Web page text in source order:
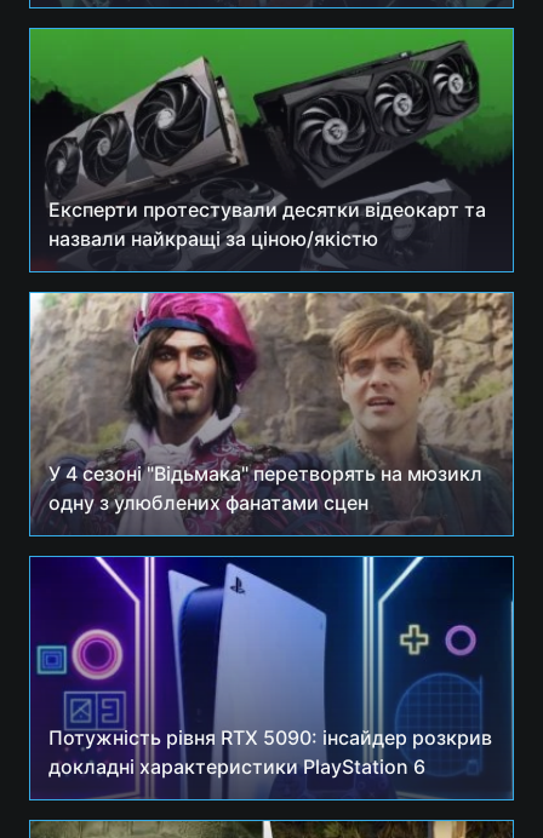
Експерти протестували десятки відеокарт та
назвали найкращі за ціною/якістю
У 4 сезоні "Відьмака" перетворять на мюзикл
одну з улюблених фанатами сцен
Потужність рівня RTX 5090: інсайдер розкрив
докладні характеристики PlayStation 6